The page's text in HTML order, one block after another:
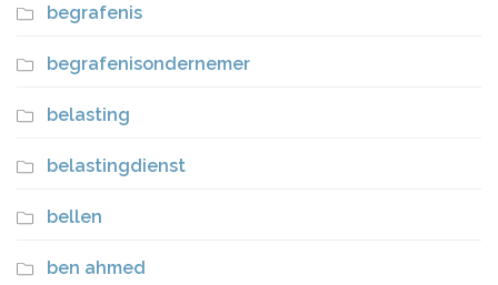
begrafenis
begrafenisondernemer
belasting
belastingdienst
bellen
ben ahmed